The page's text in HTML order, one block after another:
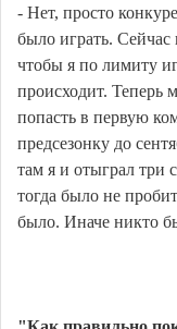
- Нет, просто
было играть. Сейчас
чтобы я по лимиту
происходит. Теперь
попасть в первую
предсезонку до
там я и отыграл три
тогда было не
было. Иначе никто